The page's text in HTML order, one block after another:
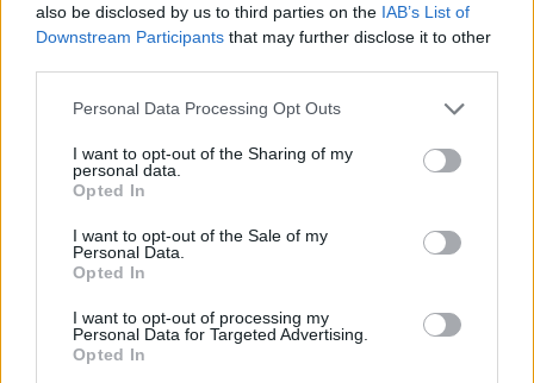
also be disclosed by us to third parties on the IAB’s List of
Downstream Participants that may further disclose it to other
Personal Data Processing Opt Outs
I want to opt-out of the Sharing of my
personal data.
Opted In
I want to opt-out of the Sale of my
Personal Data.
Opted In
I want to opt-out of processing my
Personal Data for Targeted Advertising.
Opted In
MAROSVÁSÁRHELYI CSU MEDICINA
Meghívást kapott az élvonalba, elfogadta
a vásárhelyi röplabdacsapat
Két év kihagyást követően ősztől újra az élvonalban
játszik a Marosvásárhelyi Egyetemi Sportklub (CSU
Medicina) női röplabdacsapata, amely a bajnokságtól
visszalépett SCMU Craiova helyét veszi át.